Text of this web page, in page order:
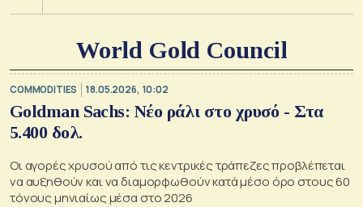
World Gold Council
COMMODITIES 18.05.2026, 10:02
Goldman Sachs: Νέο ράλι στο χρυσό - Στα
5.400 δολ.
Οι αγορές χρυσού από τις κεντρικές τράπεζες προβλέπεται
να αυξηθούν και να διαμορφωθούν κατά μέσο όρο στους 60
τόνους μηνιαίως μέσα στο 2026